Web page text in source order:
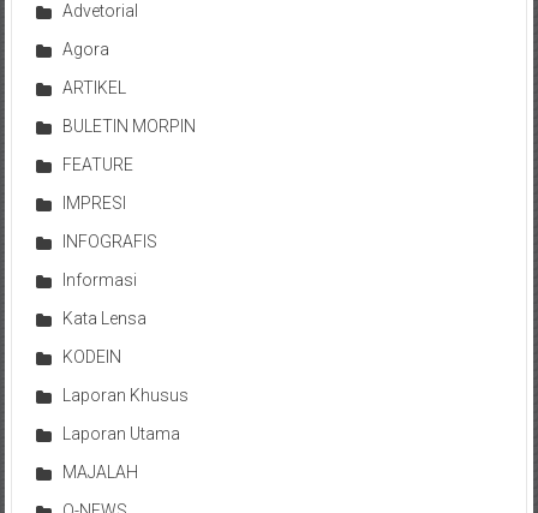
Advetorial
Agora
ARTIKEL
BULETIN MORPIN
FEATURE
IMPRESI
INFOGRAFIS
Informasi
Kata Lensa
KODEIN
Laporan Khusus
Laporan Utama
MAJALAH